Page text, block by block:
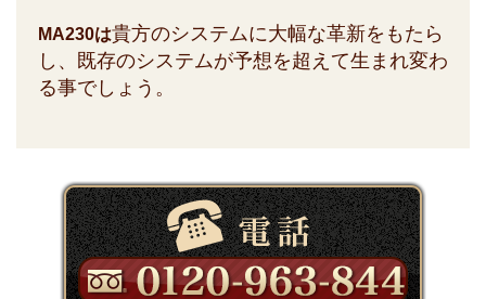
MA230は貴方のシステムに大幅な革新をもたら
し、既存のシステムが予想を超えて生まれ変わ
る事でしょう。